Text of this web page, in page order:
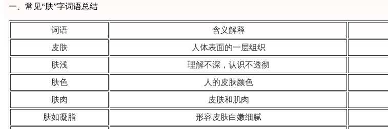
一、常见“肤”字词语总结
词语 含义解释
皮肤
人体表面的一层组织
肤浅
理解不深，认识不透彻
肤色
人的皮肤颜色
肤肉
皮肤和肌肉
肤如凝脂
形容皮肤白嫩细腻